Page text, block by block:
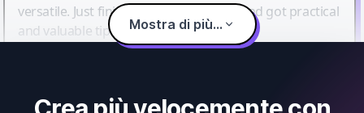
versatile. Just finished their workshop and got practical
and valuable tips and tricks.
Mostra di più...